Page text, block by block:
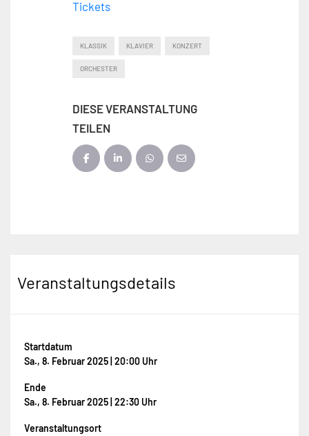
Tickets
KLASSIK KLAVIER KONZERT
ORCHESTER
DIESE VERANSTALTUNG
TEILEN
Veranstaltungsdetails
Startdatum
Sa., 8. Februar 2025 | 20:00 Uhr
Ende
Sa., 8. Februar 2025 | 22:30 Uhr
Veranstaltungsort